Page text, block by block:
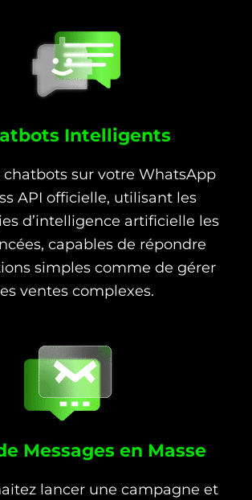
Intelligents
chatbots sur votre WhatsApp
API officielle, utilisant les
d’intelligence artificielle les
capables de répondre
simples comme de gérer
ventes complexes.
Messages en Masse
lancer une campagne et